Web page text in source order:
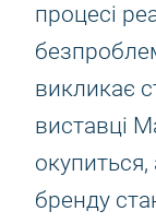
процесі
викликає
виставці
бренду